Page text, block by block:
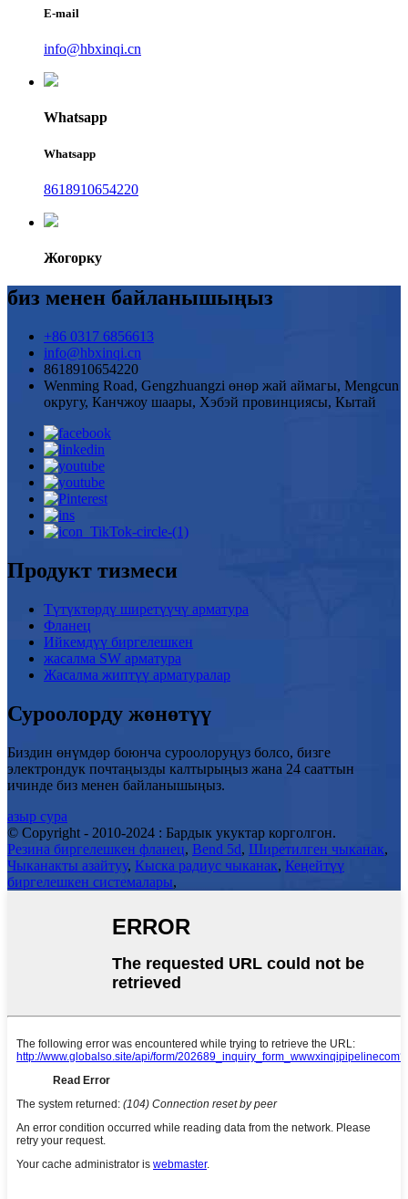
E-mail
info@hbxinqi.cn
Whatsapp
Whatsapp
8618910654220
Жогорку
биз менен байланышыңыз
+86 0317 6856613
info@hbxinqi.cn
8618910654220
Wenming Road, Gengzhuangzi өнөр жай аймагы, Mengcun
округу, Канчжоу шаары, Хэбэй провинциясы, Кытай
Продукт тизмеси
Түтүктөрдү ширетүүчү арматура
Фланец
Ийкемдүү биргелешкен
жасалма SW арматура
Жасалма жиптүү арматуралар
Суроолорду жөнөтүү
Биздин өнүмдөр боюнча суроолоруңуз болсо, бизге
электрондук почтаңызды калтырыңыз жана 24 сааттын
ичинде биз менен байланышыңыз.
азыр сура
© Copyright - 2010-2024 : Бардык укуктар корголгон.
Резина биргелешкен фланец, Bend 5d, Ширетилген чыканак,
Чыканакты азайтуу, Кыска радиус чыканак, Кеңейтүү
биргелешкен системалары,